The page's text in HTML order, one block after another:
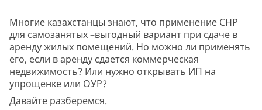
Многие казахстанцы знают, что применение СНР
для самозанятых –выгодный вариант при сдаче в
аренду жилых помещений. Но можно ли применять
его, если в аренду сдается коммерческая
недвижимость? Или нужно открывать ИП на
упрощенке или ОУР?
Давайте разберемся.